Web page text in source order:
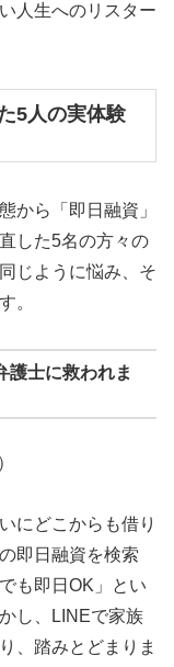
人生へのリスター
5人の実体験
から「即日融資」
した5名の方々の
じように悩み、そ
。
士に救われま
にどこからも借り
即日融資を検索
も即日OK」とい
し、LINEで家族
、踏みとどまりま